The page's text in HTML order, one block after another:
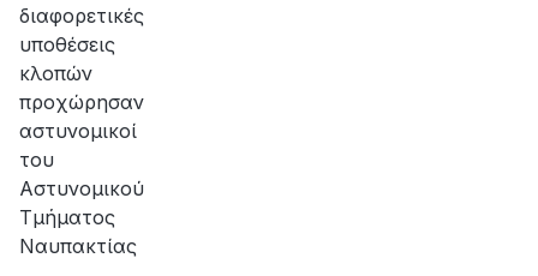
διαφορετικές
υποθέσεις
κλοπών
προχώρησαν
αστυνομικοί
του
Αστυνομικού
Τμήματος
Ναυπακτίας